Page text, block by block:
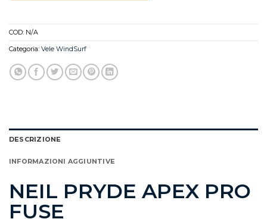
COD: N/A
Categoria: Vele WindSurf
DESCRIZIONE
INFORMAZIONI AGGIUNTIVE
NEIL PRYDE APEX PRO
FUSE